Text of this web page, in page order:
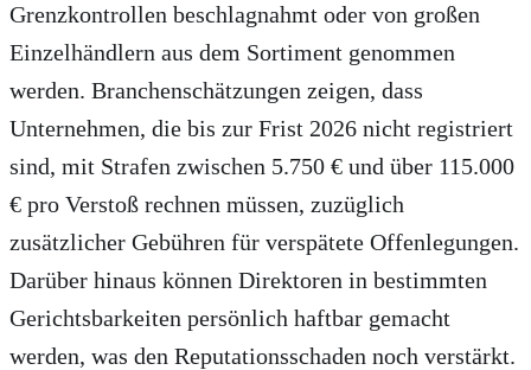
Grenzkontrollen beschlagnahmt oder von großen
Einzelhändlern aus dem Sortiment genommen
werden. Branchenschätzungen zeigen, dass
Unternehmen, die bis zur Frist 2026 nicht registriert
sind, mit Strafen zwischen 5.750 € und über 115.000
€ pro Verstoß rechnen müssen, zuzüglich
zusätzlicher Gebühren für verspätete Offenlegungen.
Darüber hinaus können Direktoren in bestimmten
Gerichtsbarkeiten persönlich haftbar gemacht
werden, was den Reputationsschaden noch verstärkt.